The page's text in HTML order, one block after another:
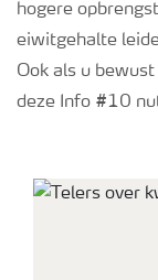
hogere
eiwitgehalte
Ook als u
deze Info #10